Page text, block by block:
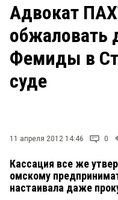
ЗАКОН
Адвокат
обжаловать
Фемиды в
суде
11 апреля 2012 14:46 0
Кассация все же
омскому
настаивала даже